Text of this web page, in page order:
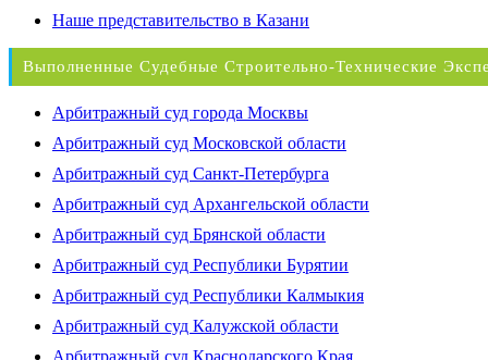
Наше представительство в Казани
Выполненные Судебные Строительно-Технические
Арбитражный суд города Москвы
Арбитражный суд Московской области
Арбитражный суд Санкт-Петербурга
Арбитражный суд Архангельской области
Арбитражный суд Брянской области
Арбитражный суд Республики Бурятии
Арбитражный суд Республики Калмыкия
Арбитражный суд Калужской области
Арбитражный суд Краснодарского Края